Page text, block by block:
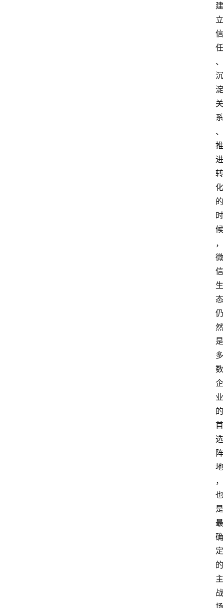
建
立
信
任
、
沉
淀
关
系
、
推
进
转
化
的
时
候
，
微
信
生
态
仍
然
是
多
数
企
业
的
首
选
阵
地
，
也
是
最
确
定
的
主
战